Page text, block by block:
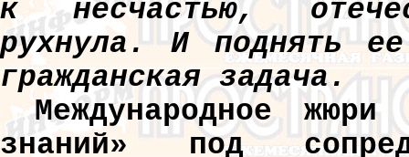
к несчастью,
рухнула. И поднять
гражданская задача.
Международное жюри
знаний» под